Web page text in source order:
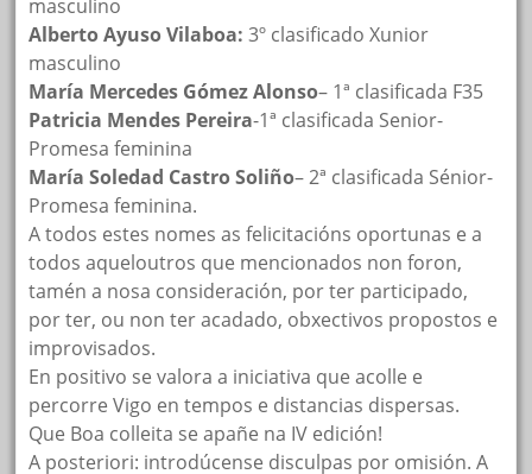
masculino
Alberto Ayuso Vilaboa:3º clasificado Xunior
masculino
María Mercedes Gómez Alonso– 1ª clasificada F35
Patricia Mendes Pereira-1ª clasificada Senior-
Promesa feminina
María Soledad Castro Soliño– 2ª clasificada Sénior-
Promesa feminina.
A todos estes nomes as felicitacións oportunas e a
todos aqueloutros que mencionados non foron,
tamén a nosa consideración, por ter participado,
por ter, ou non ter acadado, obxectivos propostos e
improvisados.
En positivo se valora a iniciativa que acolle e
percorre Vigo en tempos e distancias dispersas.
Que Boa colleita se apañe na IV edición!
A posteriori: introdúcense disculpas por omisión. A